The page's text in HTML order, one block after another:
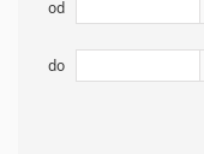
od
do